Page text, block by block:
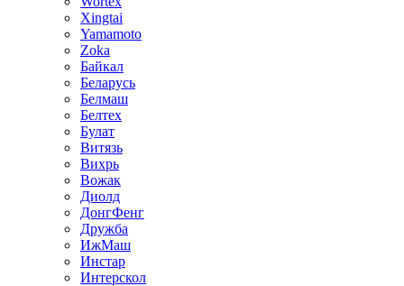
Xingtai
Yamamoto
Zoka
Байкал
Беларусь
Белмаш
Белтех
Булат
Витязь
Вихрь
Вожак
Диолд
ДонгФенг
Дружба
ИжМаш
Инстар
Интерскол